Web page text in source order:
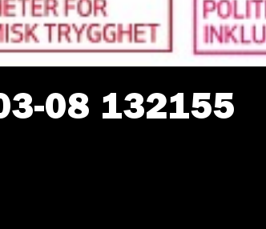
08 132155